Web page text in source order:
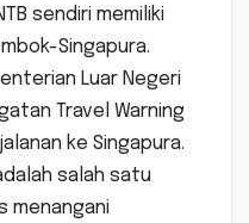
sendiri memiliki
Singapura.
Luar Negeri
Travel Warning
ke Singapura.
salah satu
menangani